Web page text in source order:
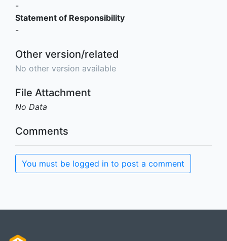
-
Statement of Responsibility
-
Other version/related
No other version available
File Attachment
No Data
Comments
You must be logged in to post a comment